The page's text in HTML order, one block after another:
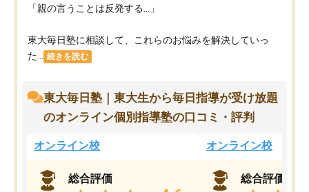
「親の言うことは反発する…」
東大毎日塾に相談して、これらのお悩みを解決していっ
た...
続きを読む
東大毎日塾｜東大生から毎日指導が受け放題
のオンライン個別指導塾の口コミ・評判
オンライン校
総合評価
オンライン校
総合評価